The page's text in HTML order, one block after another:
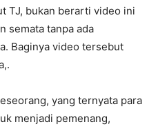
TJ, bukan berarti video ini
semata tanpa ada
Baginya video tersebut
yang ternyata para
menjadi pemenang,